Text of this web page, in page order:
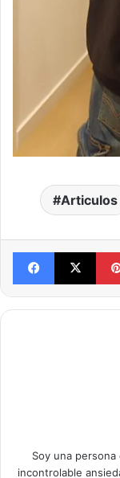
Articulos
Facebook
X
Soy una
incontrolable